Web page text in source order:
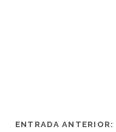
ENTRADA ANTERIOR: